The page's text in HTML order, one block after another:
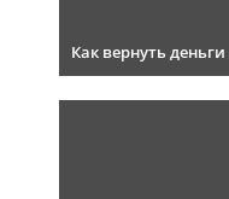
Как вернуть